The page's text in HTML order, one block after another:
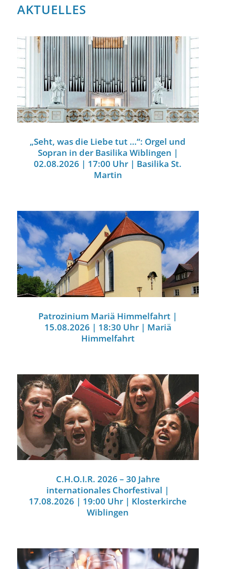
AKTUELLES
„Seht, was die Liebe tut …“: Orgel und
Sopran in der Basilika Wiblingen |
02.08.2026 | 17:00 Uhr | Basilika St.
Martin
Patrozinium Mariä Himmelfahrt |
15.08.2026 | 18:30 Uhr | Mariä
Himmelfahrt
C.H.O.I.R. 2026 – 30 Jahre
internationales Chorfestival |
17.08.2026 | 19:00 Uhr | Klosterkirche
Wiblingen